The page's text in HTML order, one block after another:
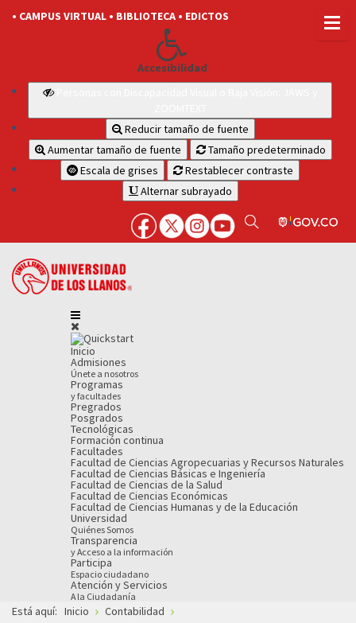
• CAMPUS VIRTUAL • BIBLIOTECA • EDICTOS
Accesibilidad
Reducir tamaño de fuente
Aumentar tamaño de fuente
Tamaño predeterminado
Escala de grises
Restablecer contraste
Alternar subrayado
Inicio
Admisiones
Únete a nosotros
Programas
y facultades
Pregrados
Posgrados
Tecnológicas
Formación continua
Facultades
Facultad de Ciencias Agropecuarias y Recursos Naturales
Facultad de Ciencias Básicas e Ingeniería
Facultad de Ciencias de la Salud
Facultad de Ciencias Económicas
Facultad de Ciencias Humanas y de la Educación
Universidad
Quiénes Somos
Transparencia
y Acceso a la información
Participa
Espacio ciudadano
Atención y Servicios
A la Ciudadanía
Está aquí: Inicio
Contabilidad